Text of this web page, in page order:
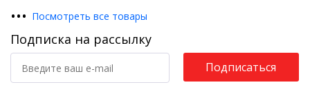
••• Посмотреть все товары
Подписка на рассылку
Подписаться